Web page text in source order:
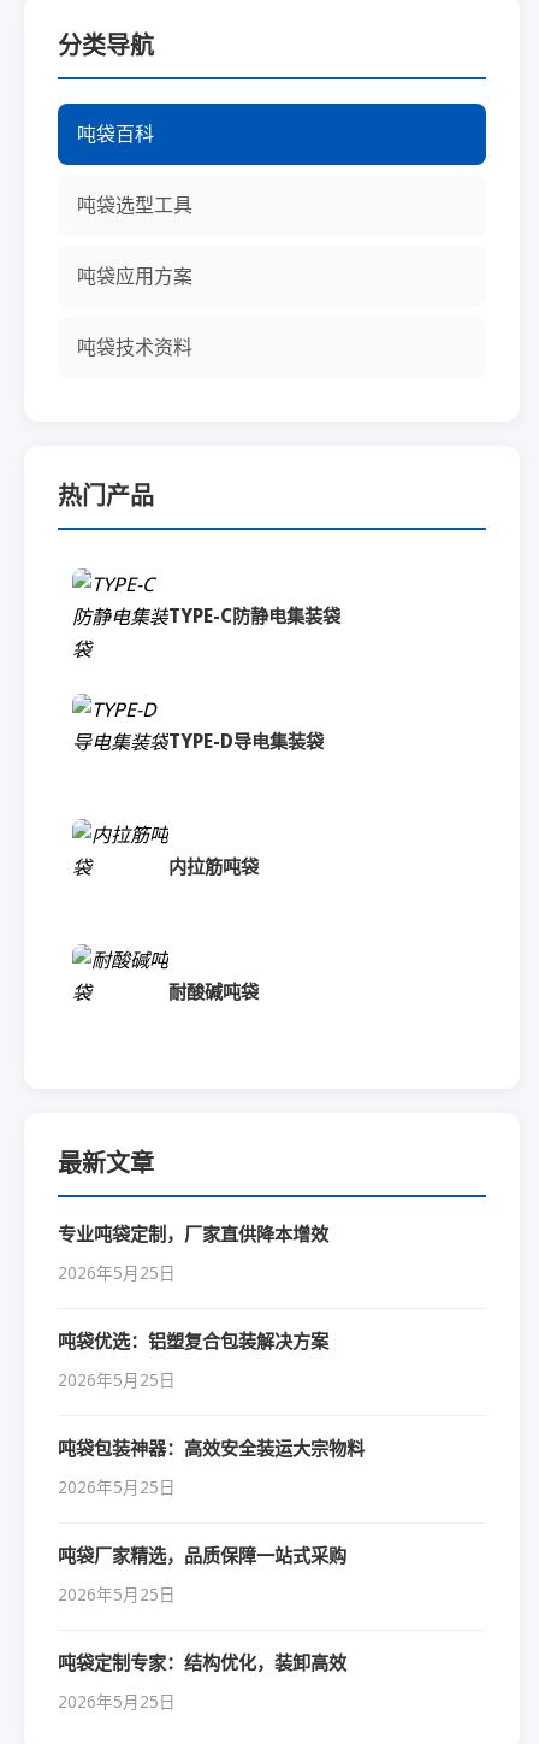
分类导航
吨袋百科
吨袋选型工具
吨袋应用方案
吨袋技术资料
热门产品
TYPE-C防静电集装袋
TYPE-D导电集装袋
内拉筋吨袋
耐酸碱吨袋
最新文章
专业吨袋定制，厂家直供降本增效
2026年5月25日
吨袋优选：铝塑复合包装解决方案
2026年5月25日
吨袋包装神器：高效安全装运大宗物料
2026年5月25日
吨袋厂家精选，品质保障一站式采购
2026年5月25日
吨袋定制专家：结构优化，装卸高效
2026年5月25日